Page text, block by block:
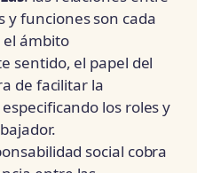
y funciones son cada
el ámbito
sentido, el papel del
de facilitar la
los roles y
social cobra